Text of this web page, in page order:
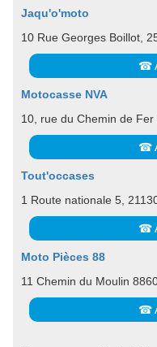
Jaqu'o'moto
10 Rue Georges Boillot,
☎
Motocasse NVA
10, rue du Chemin de
☎
Tout'occases
1 Route nationale 5,
☎
Moto Pièces 88
11 Chemin du Moulin
☎